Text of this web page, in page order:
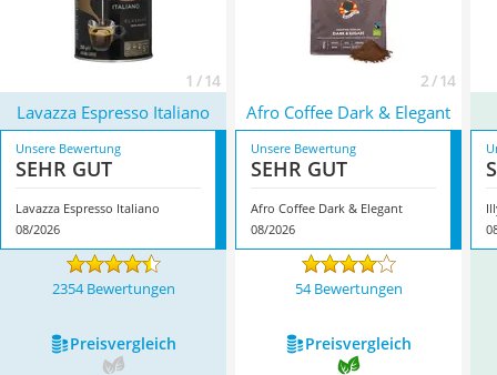
1 / 14 2 / 14
Lavazza Espresso Italiano ‎Afro Coffee Dark & Elegant
Unsere Bewertung
SEHR GUT
Lavazza Espresso Italiano
08/2026
Unsere Bewertung
SEHR GUT
‎Afro Coffee Dark & Elegant
08/2026
2354 Bewertungen 54 Bewertungen
Preis­vergleich Preis­vergleich